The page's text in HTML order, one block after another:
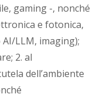
gaming -, nonché
e fotonica,
LLM, imaging);
2. al
dell’ambiente